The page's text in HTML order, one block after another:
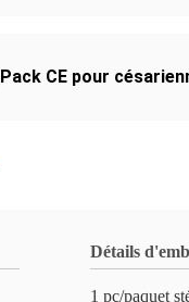
Pack CE pour
Détails
1 pc/paquet